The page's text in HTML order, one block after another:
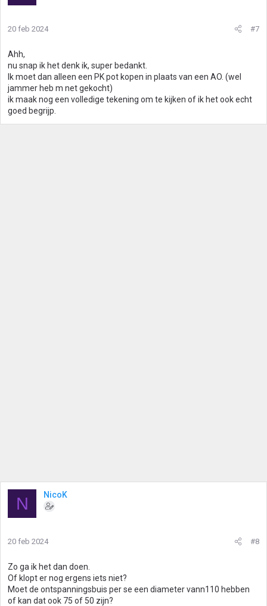
20 feb 2024 #7
Ahh,
nu snap ik het denk ik, super bedankt.
Ik moet dan alleen een PK pot kopen in plaats van een AO. (wel
jammer heb m net gekocht)
ik maak nog een volledige tekening om te kijken of ik het ook echt
goed begrijp.
N NicoK
20 feb 2024 #8
Zo ga ik het dan doen.
Of klopt er nog ergens iets niet?
Moet de ontspanningsbuis per se een diameter vann110 hebben
of kan dat ook 75 of 50 zijn?